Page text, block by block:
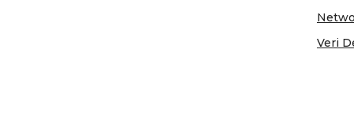
Veri